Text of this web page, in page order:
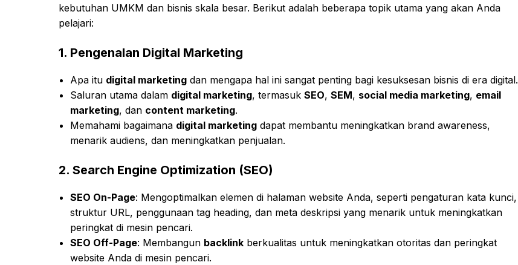
kebutuhan UMKM dan bisnis skala besar. Berikut adalah beberapa topik utama yang akan Anda
pelajari:
1. Pengenalan Digital Marketing
Apa itu digital marketing dan mengapa hal ini sangat penting bagi kesuksesan bisnis di era digital.
Saluran utama dalam digital marketing, termasukSEO,SEM, social media marketing, email
marketing, dan content marketing.
Memahami bagaimana digital marketing dapat membantu meningkatkan brand awareness,
menarik audiens, dan meningkatkan penjualan.
2. Search Engine Optimization (SEO)
SEO On-Page: Mengoptimalkan elemen di halaman website Anda, seperti pengaturan kata kunci,
struktur URL, penggunaan tag heading, dan meta deskripsi yang menarik untuk meningkatkan
peringkat di mesin pencari.
SEO Off-Page: Membangun backlink berkualitas untuk meningkatkan otoritas dan peringkat
website Anda di mesin pencari.